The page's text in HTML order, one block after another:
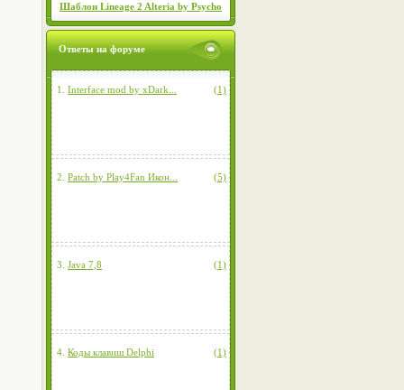
Шаблон Lineage 2 Alteria by Psycho
Ответы на форуме
1. Interface mod by xDark... (1)
2. Patch by Play4Fan Икон... (5)
3. Java 7,8 (1)
4. Коды клавиш Delphi (1)